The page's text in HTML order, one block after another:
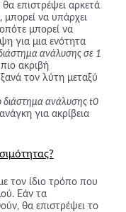
επιστρέψει αρκετά
να υπάρχει
μπορεί να
για μια ενότητα
ανάλυσης σε 1
ακριβή
τον λύτη μεταξύ
διάστημα ανάλυσης t0
για ακρίβεια
τον ίδιο τρόπο που
Εάν τα
θα επιστρέψει το